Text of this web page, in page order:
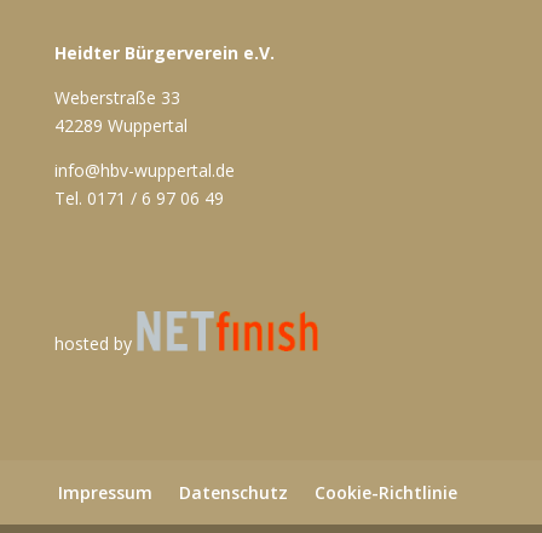
Heidter Bürgerverein e.V.
Weberstraße 33
42289 Wuppertal
info@hbv-wuppertal.de
Tel. 0171 / 6 97 06 49
hosted by
Impressum Datenschutz Cookie-Richtlinie